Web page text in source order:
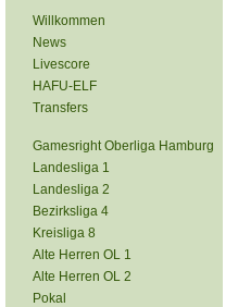
Willkommen
News
Livescore
HAFU-ELF
Transfers
Gamesright Oberliga Hamburg
Landesliga 1
Landesliga 2
Bezirksliga 4
Kreisliga 8
Alte Herren OL 1
Alte Herren OL 2
Pokal